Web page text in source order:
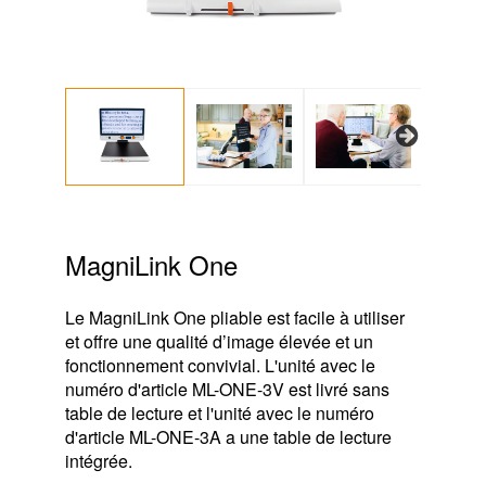
Next
MagniLink One
Le MagniLink One pliable est facile à utiliser
et offre une qualité d’image élevée et un
fonctionnement convivial. L'unité avec le
numéro d'article ML-ONE-3V est livré sans
table de lecture et l'unité avec le numéro
d'article ML-ONE-3A a une table de lecture
intégrée.